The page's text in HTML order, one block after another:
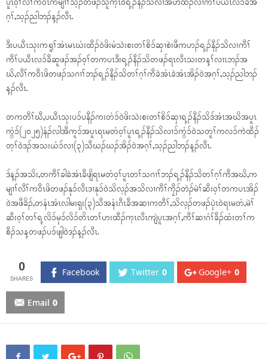
ပူၤဝ့ၢ်လီၢ်ကဝီၤကမျၢၢ်သ့ၣ်တဖၣ်သူက့ၤဝဲရ့ၣ်နီၣ်သိလၢအဟဲထီၣ်လၢကီၢ်ပယီၤလၥ်ခီအ
ဂ့ၢ်,သ့ၣ်ညါဘၣ်န့ၣ်လီၤ.
ဒီးပယီၤသုးကရူၢ်အံၤမၤဃံးထီၣ်ဝဲဖိးမံသဲးစးတၢ်စိၥ်ဆှၢစဲးဖီကဟၣ်ရ့ၣ်နီၣ်သိလၢကီၢ်
ကီၢ်ပယီၤလၥ်ခီဆူဖၣ်အၣ်ဝ့ၢ်တကပၤဒီးရ့ၣ်နီၣ်သိတဖၣ်ရၤလီၤသးတန့ၢ်လၢၤဘၣ်အ
ဃိ,လီၢ်ကဝီၤဖိတဖၣ်သဂၢၢ်ဘၣ်ရ့ၣ်နီၣ်သိတၢ်ဂ့ၢ်ကီခဲအံၤခဲအံၤအိၣ်ဝဲအဂ့ၢ်,သ့ၣ်ညါဘၣ်
န့ၣ်လီၤ.
တကတီၢ်ဃီ,ပယီၤသုးပၥ်ပနီၣ်ကးတံၥ်ဝဲဖိးသဲးစးတၢ်စိၥ်ဆှၢရ့ၣ်နီၣ်သိဒ်အံၤအဃိအပူၤ
ကွံၥ်(၂၀၂၅)နံၣ်လါအီကူၥ်အပူၤရၤမတံဝ့ၢ်ပူၤရ့ၣ်နီၣ်သိလၢၥ်ကွံၥ်ဝဲသတူၢ်ကလၥ်ကဲထီၣ်
တ့ၢ်ဝဲဒၣ်အသးယံၥ်လၢ(၃)သီဃၣ်ဃၣ်အိၣ်ဝဲအဂ့ၢ်,သ့ၣ်ညါဘၣ်န့ၣ်လီၤ.
ဒ်န့ၣ်အသိး,တကီၢ်ခါခဲအံၤခီဖျိရၤမတံဝ့ၢ်ပူၤတၢ်သဂၢၢ်ဘၣ်ရ့ၣ်နီၣ်သိတၢ်ဂ့ၢ်ကီအဃိ,က
မျၢၢ်လီၢ်ကဝီၤဖိတဖၣ်နုၥ်လီၤဒၢနုၥ်ဝဲသိလ့ၣ်အသိလၢကီၢ်ကၠီၣ်တဲၣ်မဲၢ်ဆီးဝ့ၢ်တကပၤအိၣ်
ဝဲအဖီခိၣ်,တနံၤအံၤလါမးရှး(၃)သီအနံၤဂီၤခီအဆၢကတီၢ်,သိလ့ၣ်တဖၣ်ပှဲၤဝဲရၤမတံ,မဲၢ်
ဆီးဝ့ၢ်တၢ်ရ့လိၥ်မုၥ်လိၥ်တိၤတၢ်ဟးထီၣ်က့ၤလီၤကျဲပူၤအဂ့ၢ်,ကီၢ်ဆၢဂံၢ်ခီၣ်ထံးတၢ်က
စီၣ်သန့တဖၣ်ပၥ်ဖျါဝဲဒၣ်န့ၣ်လီၤ.
0 Facebook Twitter 0 Google+ 0
Email 0